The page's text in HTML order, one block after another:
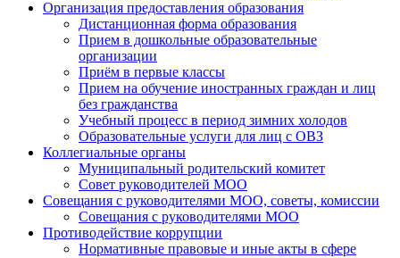
Организация предоставления образования
Дистанционная форма образования
Прием в дошкольные образовательные
организации
Приём в первые классы
Прием на обучение иностранных граждан и лиц
без гражданства
Учебный процесс в период зимних холодов
Образовательные услуги для лиц с ОВЗ
Коллегиальные органы
Муниципальный родительский комитет
Совет руководителей МОО
Совещания с руководителями МОО, советы, комиссии
Совещания с руководителями МОО
Противодействие коррупции
Нормативные правовые и иные акты в сфере